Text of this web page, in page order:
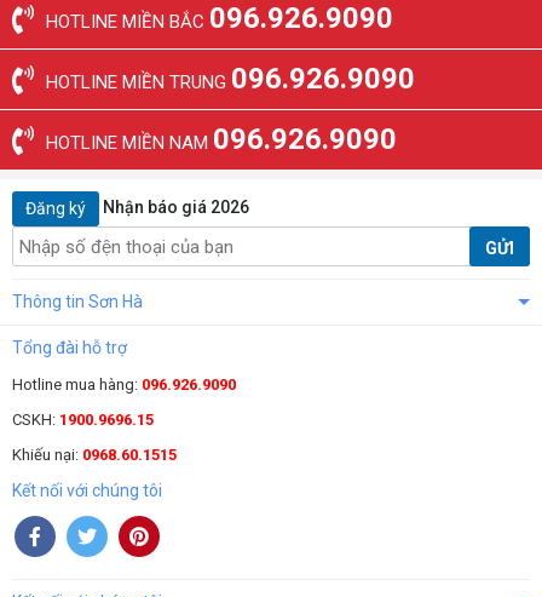
HOTLINE MIỀN BẮC 096.926.9090
HOTLINE MIỀN TRUNG 096.926.9090
HOTLINE MIỀN NAM 096.926.9090
Đăng ký Nhận báo giá 2026
GỬI
Thông tin Sơn Hà
Tổng đài hỗ trợ
Hotline mua hàng: 096.926.9090
CSKH: 1900.9696.15
Khiếu nại: 0968.60.1515
Kết nối với chúng tôi